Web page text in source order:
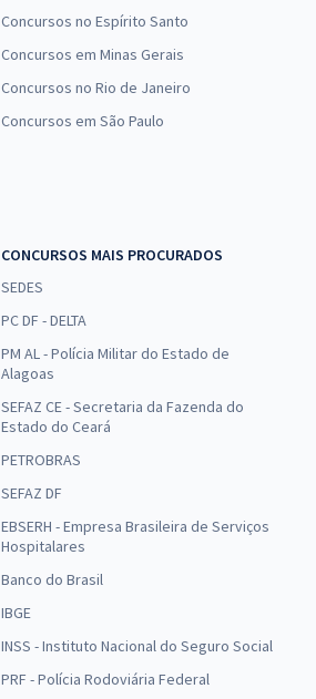
Concursos no Espírito Santo
Concursos em Minas Gerais
Concursos no Rio de Janeiro
Concursos em São Paulo
CONCURSOS MAIS PROCURADOS
SEDES
PC DF - DELTA
PM AL - Polícia Militar do Estado de
Alagoas
SEFAZ CE - Secretaria da Fazenda do
Estado do Ceará
PETROBRAS
SEFAZ DF
EBSERH - Empresa Brasileira de Serviços
Hospitalares
Banco do Brasil
IBGE
INSS - Instituto Nacional do Seguro Social
PRF - Polícia Rodoviária Federal